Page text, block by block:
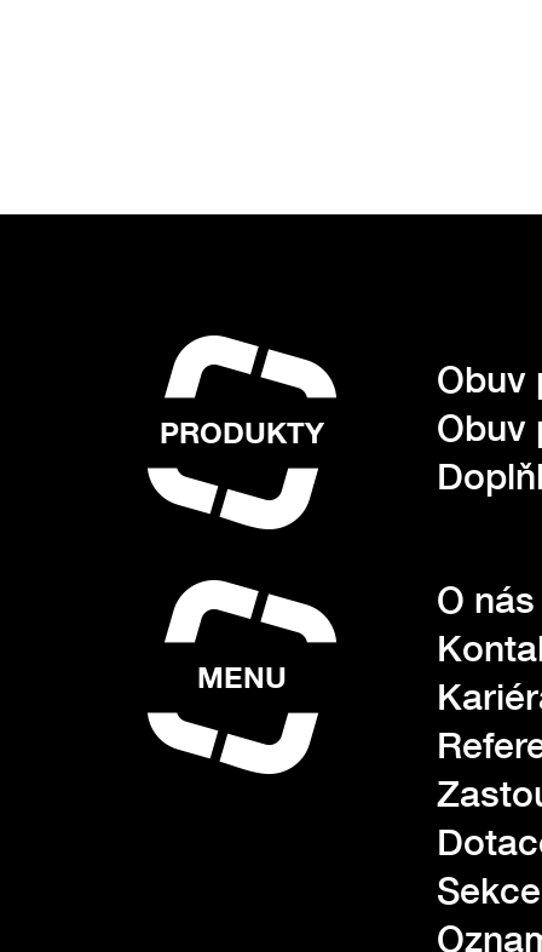
PRODUKTY
Obuv
Obuv
MENU
O nás